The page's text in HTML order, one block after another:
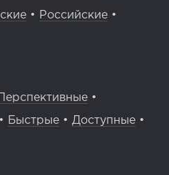
• Российские •
Перспективные •
• Быстрые • Доступные •